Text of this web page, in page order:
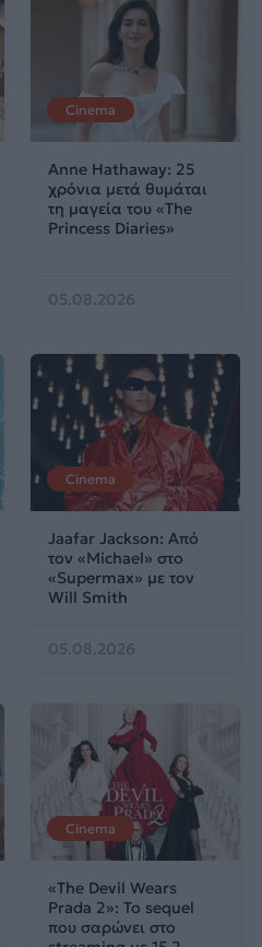
Cinema
Anne Hathaway: 25
χρόνια μετά θυμάται
τη μαγεία του «The
Princess Diaries»
05.08.2026
Cinema
Jaafar Jackson: Από
τον «Michael» στο
«Supermax» με τον
Will Smith
05.08.2026
Cinema
«The Devil Wears
Prada 2»: Το sequel
που σαρώνει στο